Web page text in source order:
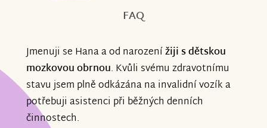
FAQ
Jmenuji se Hana a od narozenížiji s dětskou
mozkovou obrnou. Kvůli svému zdravotnímu
stavu jsem plně odkázána na invalidní vozík a
potřebuji asistenci při běžných denních
činnostech.